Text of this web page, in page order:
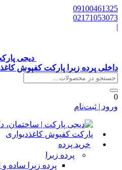
دیجی
پرده زبرا پارکت کفپوش
| ثبت‌نام
خرید پرده
پرده زبرا
پرده زبرا ساده و